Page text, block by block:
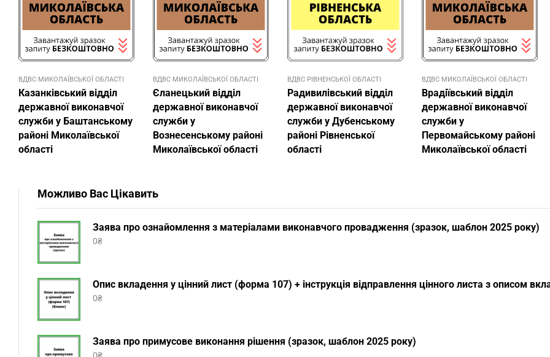
ВДВС МИКОЛАЇВСЬКОЇ ОБЛАСТІ
Казанківський відділ
державної виконавчої
служби у Баштанському
районі Миколаївської
області
ВДВС МИКОЛАЇВСЬКОЇ ОБЛАСТІ
Єланецький відділ
державної виконавчої
служби у
Вознесенському районі
Миколаївської області
ВДВС РІВНЕНСЬКОЇ ОБЛАСТІ
Радивилівський відділ
державної виконавчої
служби у Дубенському
районі Рівненської
області
ВДВС МИКОЛАЇВСЬКОЇ ОБЛАСТІ
Врадіївський відділ
державної виконавчої
служби у
Первомайському районі
Миколаївської області
Можливо Вас Цікавить
Заява про ознайомлення з матеріалами виконавчого провадження (зразок, шаблон 2025 року)
0₴
Опис вкладення у цінний лист (форма 107) + інструкція відправлення цінного листа з описом
0₴
Заява про примусове виконання рішення (зразок, шаблон 2025 року)